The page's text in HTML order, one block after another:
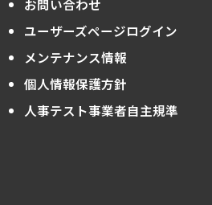
お問い合わせ
ユーザーズページログイン
メンテナンス情報
個人情報保護方針
人事テスト事業者自主規準